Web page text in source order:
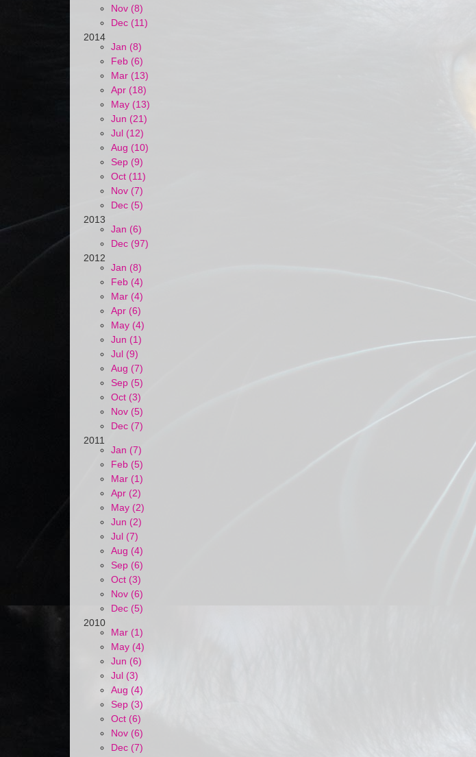
Nov (8)
Dec (11)
2014
Jan (8)
Feb (6)
Mar (13)
Apr (18)
May (13)
Jun (21)
Jul (12)
Aug (10)
Sep (9)
Oct (11)
Nov (7)
Dec (5)
2013
Jan (6)
Dec (97)
2012
Jan (8)
Feb (4)
Mar (4)
Apr (6)
May (4)
Jun (1)
Jul (9)
Aug (7)
Sep (5)
Oct (3)
Nov (5)
Dec (7)
2011
Jan (7)
Feb (5)
Mar (1)
Apr (2)
May (2)
Jun (2)
Jul (7)
Aug (4)
Sep (6)
Oct (3)
Nov (6)
Dec (5)
2010
Mar (1)
May (4)
Jun (6)
Jul (3)
Aug (4)
Sep (3)
Oct (6)
Nov (6)
Dec (7)